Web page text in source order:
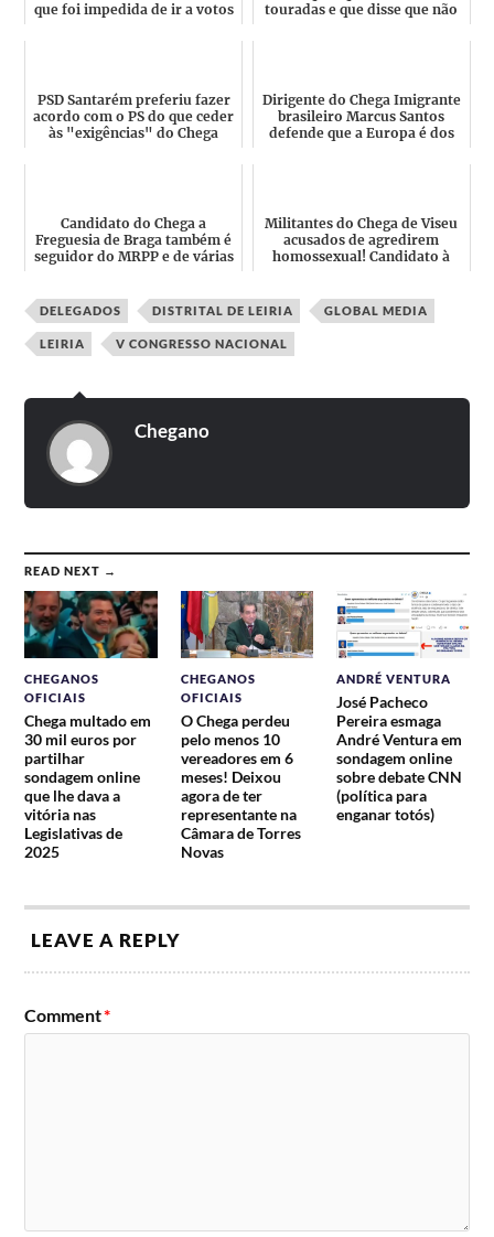
que foi impedida de ir a votos
touradas e que disse que não
PSD Santarém preferiu fazer
acordo com o PS do que ceder
às "exigências" do Chega
Dirigente do Chega Imigrante
brasileiro Marcus Santos
defende que a Europa é dos
Candidato do Chega a
Freguesia de Braga também é
seguidor do MRPP e de várias
Militantes do Chega de Viseu
acusados de agredirem
homossexual! Candidato à
DELEGADOS DISTRITAL DE LEIRIA GLOBAL MEDIA
LEIRIA V CONGRESSO NACIONAL
Chegano
READ NEXT →
CHEGANOS
OFICIAIS
Chega multado em
30 mil euros por
partilhar
sondagem online
que lhe dava a
vitória nas
Legislativas de
2025
CHEGANOS
OFICIAIS
O Chega perdeu
pelo menos 10
vereadores em 6
meses! Deixou
agora de ter
representante na
Câmara de Torres
Novas
ANDRÉ VENTURA
José Pacheco
Pereira esmaga
André Ventura em
sondagem online
sobre debate CNN
(política para
enganar totós)
LEAVE A REPLY
Comment*